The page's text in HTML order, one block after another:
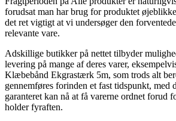
forudsat man har brug for produktet
det ret vigtigt at vi undersøger den
relevante vare.
Adskillige butikker på nettet tilbyder
levering på mange af deres varer,
Klæbebånd Ekgrastærk 5m, som trods alt
gennemføres forinden et fast tidspunkt, med
garanteret kan nå at få varerne ordnet forud
holder fyraften.